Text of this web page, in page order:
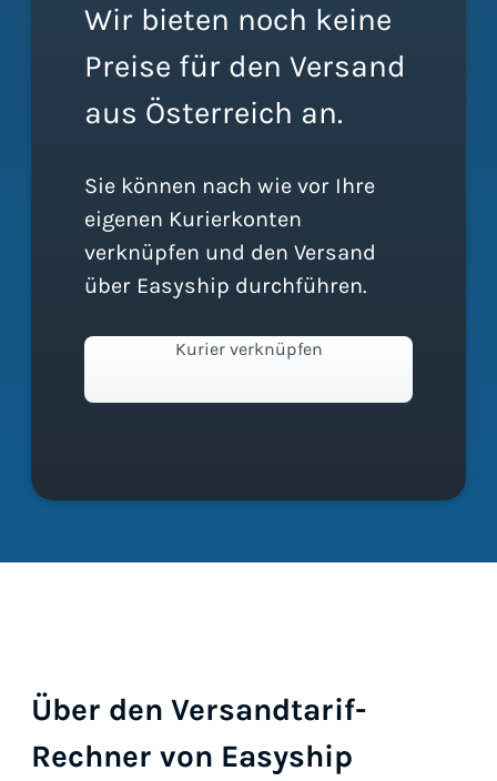
Wir bieten noch keine
Preise für den Versand
aus Österreich an.
Sie können nach wie vor Ihre
eigenen Kurierkonten
verknüpfen und den Versand
über Easyship durchführen.
Kurier verknüpfen
Über den Versandtarif-
Rechner von Easyship